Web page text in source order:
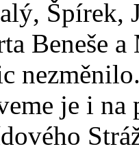
Špírek,
Beneše
je i